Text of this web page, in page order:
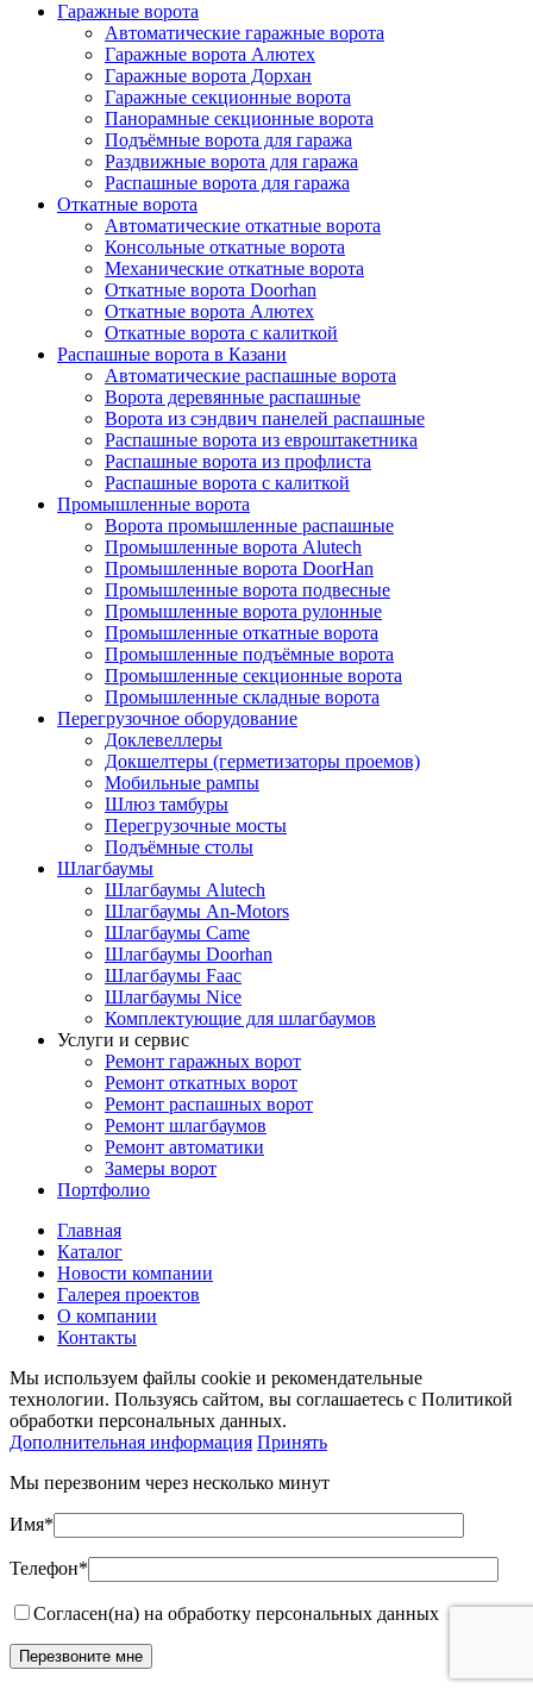
Гаражные ворота
Автоматические гаражные ворота
Гаражные ворота Алютех
Гаражные ворота Дорхан
Гаражные секционные ворота
Панорамные секционные ворота
Подъёмные ворота для гаража
Раздвижные ворота для гаража
Распашные ворота для гаража
Откатные ворота
Автоматические откатные ворота
Консольные откатные ворота
Механические откатные ворота
Откатные ворота Doorhan
Откатные ворота Алютех
Откатные ворота с калиткой
Распашные ворота в Казани
Автоматические распашные ворота
Ворота деревянные распашные
Ворота из сэндвич панелей распашные
Распашные ворота из евроштакетника
Распашные ворота из профлиста
Распашные ворота с калиткой
Промышленные ворота
Ворота промышленные распашные
Промышленные ворота Alutech
Промышленные ворота DoorHan
Промышленные ворота подвесные
Промышленные ворота рулонные
Промышленные откатные ворота
Промышленные подъёмные ворота
Промышленные секционные ворота
Промышленные складные ворота
Перегрузочное оборудование
Доклевеллеры
Докшелтеры (герметизаторы проемов)
Мобильные рампы
Шлюз тамбуры
Перегрузочные мосты
Подъёмные столы
Шлагбаумы
Шлагбаумы Alutech
Шлагбаумы An-Motors
Шлагбаумы Came
Шлагбаумы Doorhan
Шлагбаумы Faac
Шлагбаумы Nice
Комплектующие для шлагбаумов
Услуги и сервис
Ремонт гаражных ворот
Ремонт откатных ворот
Ремонт распашных ворот
Ремонт шлагбаумов
Ремонт автоматики
Замеры ворот
Портфолио
Главная
Каталог
Новости компании
Галерея проектов
О компании
Контакты
Мы используем файлы cookie и рекомендательные
технологии. Пользуясь сайтом, вы соглашаетесь с Политикой
обработки персональных данных.
Дополнительная информация Принять
Мы перезвоним через несколько минут
Имя*
Телефон*
Согласен(на) на обработку персональных данных